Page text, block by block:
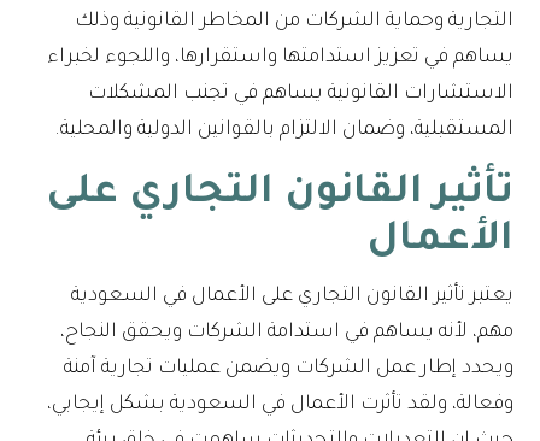
التجارية وحماية الشركات من المخاطر القانونية وذلك
يساهم في تعزيز استدامتها واستقرارها، واللجوء لخبراء
الاستشارات القانونية يساهم في تجنب المشكلات
المستقبلية، وضمان الالتزام بالقوانين الدولية والمحلية.
تأثير القانون التجاري على
الأعمال
يعتبر تأثير القانون التجاري على الأعمال في السعودية
مهم، لأنه يساهم في استدامة الشركات ويحقق النجاح،
ويحدد إطار عمل الشركات ويضمن عمليات تجارية آمنة
وفعالة، ولقد تأثرت الأعمال في السعودية بشكل إيجابي،